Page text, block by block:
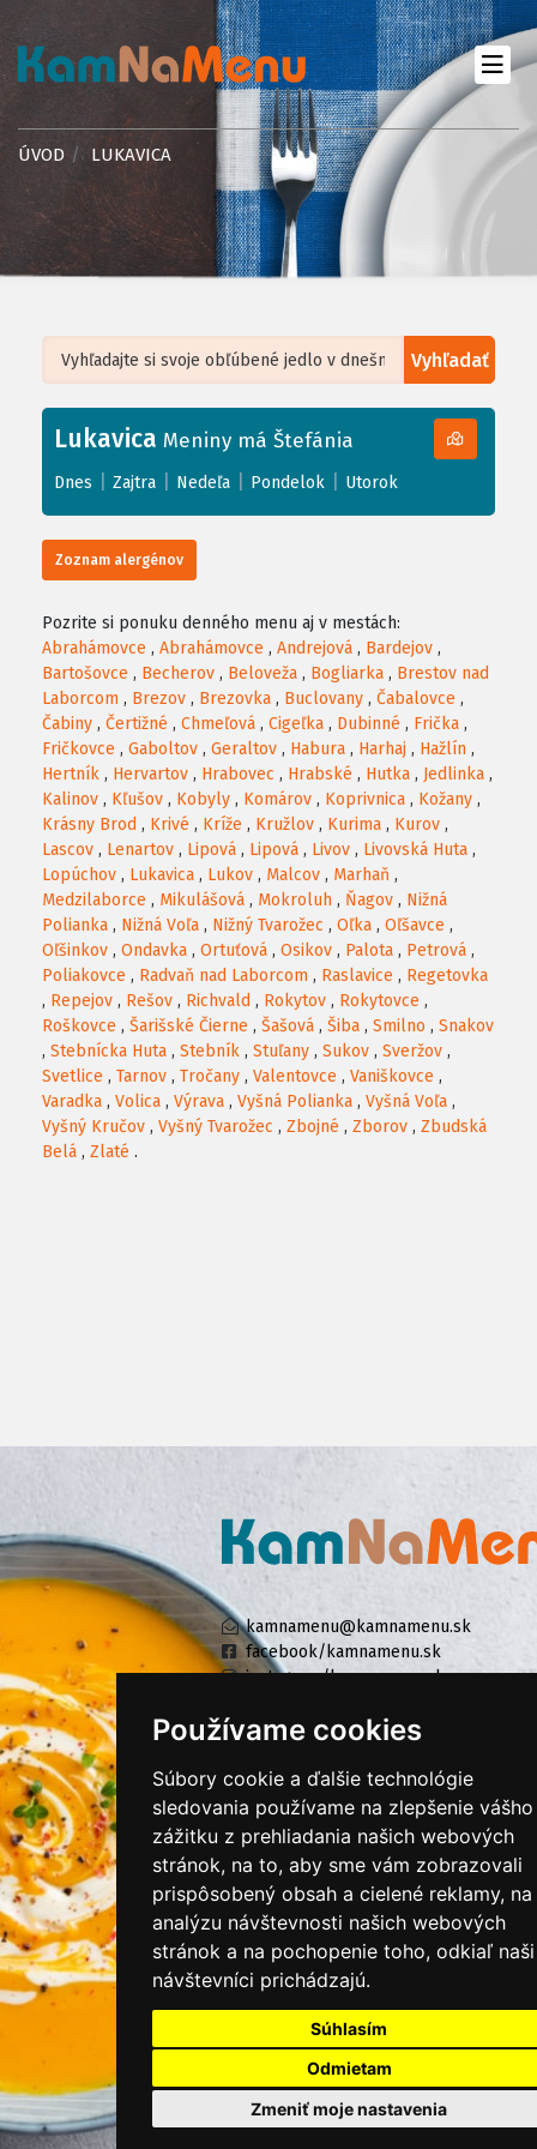
Používame cookies
Súbory cookie a ďalšie technológie
sledovania používame na zlepšenie vášho
zážitku z prehliadania našich webových
stránok, na to, aby sme vám zobrazovali
prispôsobený obsah a cielené reklamy, na
analýzu návštevnosti našich webových
stránok a na pochopenie toho, odkiaľ naši
návštevníci prichádzajú.
Súhlasím
Odmietam
Zmeniť moje nastavenia
ÚVOD LUKAVICA
Vyhľadať
+
−
Leaflet| ©OpenStreetMap, Tiles courtesy ofHumanitarian OpenStreetMap
Lukavica Meniny má Štefánia
Dnes Zajtra Nedeľa Pondelok Utorok
Zoznam alergénov
Pozrite si ponuku denného menu aj v mestách:
Abrahámovce , Abrahámovce , Andrejová , Bardejov ,
Bartošovce , Becherov , Beloveža , Bogliarka , Brestov nad
Laborcom , Brezov , Brezovka , Buclovany , Čabalovce ,
Čabiny , Čertižné , Chmeľová , Cigeľka , Dubinné , Frička ,
Fričkovce , Gaboltov , Geraltov , Habura , Harhaj , Hažlín ,
Hertník , Hervartov , Hrabovec , Hrabské , Hutka , Jedlinka ,
Kalinov , Kľušov , Kobyly , Komárov , Koprivnica , Kožany ,
Krásny Brod , Krivé , Kríže , Kružlov , Kurima , Kurov ,
Lascov , Lenartov , Lipová , Lipová , Livov , Livovská Huta ,
Lopúchov , Lukavica , Lukov , Malcov , Marhaň ,
Medzilaborce , Mikulášová , Mokroluh , Ňagov , Nižná
Polianka , Nižná Voľa , Nižný Tvarožec , Oľka , Oľšavce ,
Oľšinkov , Ondavka , Ortuťová , Osikov , Palota , Petrová ,
Poliakovce , Radvaň nad Laborcom , Raslavice , Regetovka
, Repejov , Rešov , Richvald , Rokytov , Rokytovce ,
Roškovce , Šarišské Čierne , Šašová , Šiba , Smilno , Snakov
, Stebnícka Huta , Stebník , Stuľany , Sukov , Sveržov ,
Svetlice , Tarnov , Tročany , Valentovce , Vaniškovce ,
Varadka , Volica , Výrava , Vyšná Polianka , Vyšná Voľa ,
Vyšný Kručov , Vyšný Tvarožec , Zbojné , Zborov , Zbudská
Belá , Zlaté .
kamnamenu@kamnamenu.sk
facebook/kamnamenu.sk
instagram/kamnamenu.sk
KONTAKTUJTE NÁS
PRIHLÁSIŤ SA DO ZÁKAZNÍCKEJ ZÓNY
Všeobecné obchodné podmienky
Ochrana osobných údajov
Cookies
Moje KamNaMenu
Pridať reštauráciu
Cenník balíkov